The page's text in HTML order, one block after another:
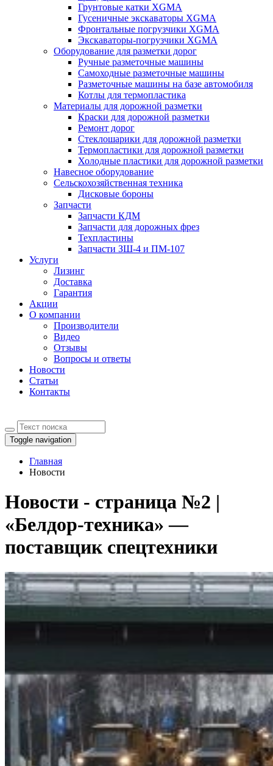
Грунтовые катки XGMA
Гусеничные экскаваторы XGMA
Фронтальные погрузчики XGMA
Экскаваторы-погрузчики XGMA
Оборудование для разметки дорог
Ручные разметочные машины
Самоходные разметочные машины
Разметочные машины на базе автомобиля
Котлы для термопластика
Материалы для дорожной разметки
Краски для дорожной разметки
Ремонт дорог
Стеклошарики для дорожной разметки
Термопластики для дорожной разметки
Холодные пластики для дорожной разметки
Навесное оборудование
Сельскохозяйственная техника
Дисковые бороны
Запчасти
Запчасти КДМ
Запчасти для дорожных фрез
Техпластины
Запчасти ЗШ-4 и ПМ-107
Услуги
Лизинг
Доставка
Гарантия
Акции
О компании
Производители
Видео
Отзывы
Вопросы и ответы
Новости
Статьи
Контакты
Toggle navigation
Главная
Новости
Новости - страница №2 |
«Белдор-техника» —
поставщик спецтехники